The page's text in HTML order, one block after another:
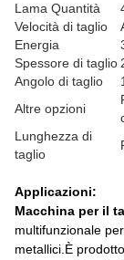
Lama Quantità
Velocità di taglio
Energia
Spessore di taglio
Angolo di taglio
Altre opzioni
Lunghezza di
taglio
Applicazioni:
Macchina per il
multifunzionale
metallici.È